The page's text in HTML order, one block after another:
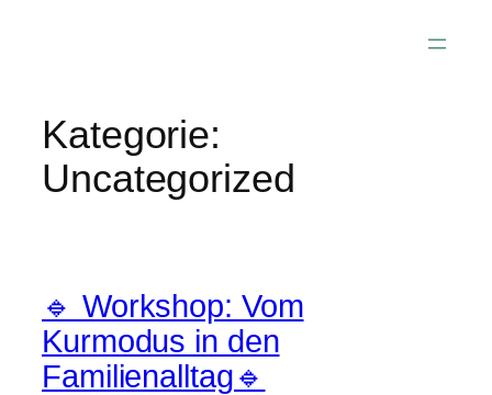
Kategorie:
Uncategorized
🔹 Workshop: Vom
Kurmodus in den
Familienalltag🔹